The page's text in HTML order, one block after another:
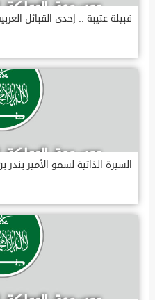
قبيلة عتيبة .. إحدى القبائل
السيرة الذاتية لسمو الأمير